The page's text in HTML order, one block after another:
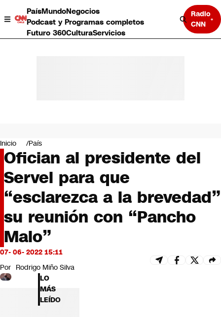
PaísMundoNegocios
Podcast y Programas completos
Futuro 360CulturaServicios
Radio
CNN
Negocios
Deportes
Programas completos
Cultura
Servicios
Bits
CNN tiempo
Futuro 360
Opinión
Inicio País
Ofician al presidente del
Servel para que
“esclarezca a la brevedad”
su reunión con “Pancho
Malo”
07- 06- 2022 15:11
Por Rodrigo Miño Silva
LO
MÁS
LEÍDO